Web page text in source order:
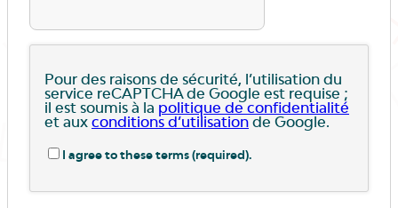
Pour des raisons de sécurité, l’utilisation du
service reCAPTCHA de Google est requise ;
il est soumis à la politique de confidentialité
et aux conditions d’utilisation de Google.
I agree to these terms (required).